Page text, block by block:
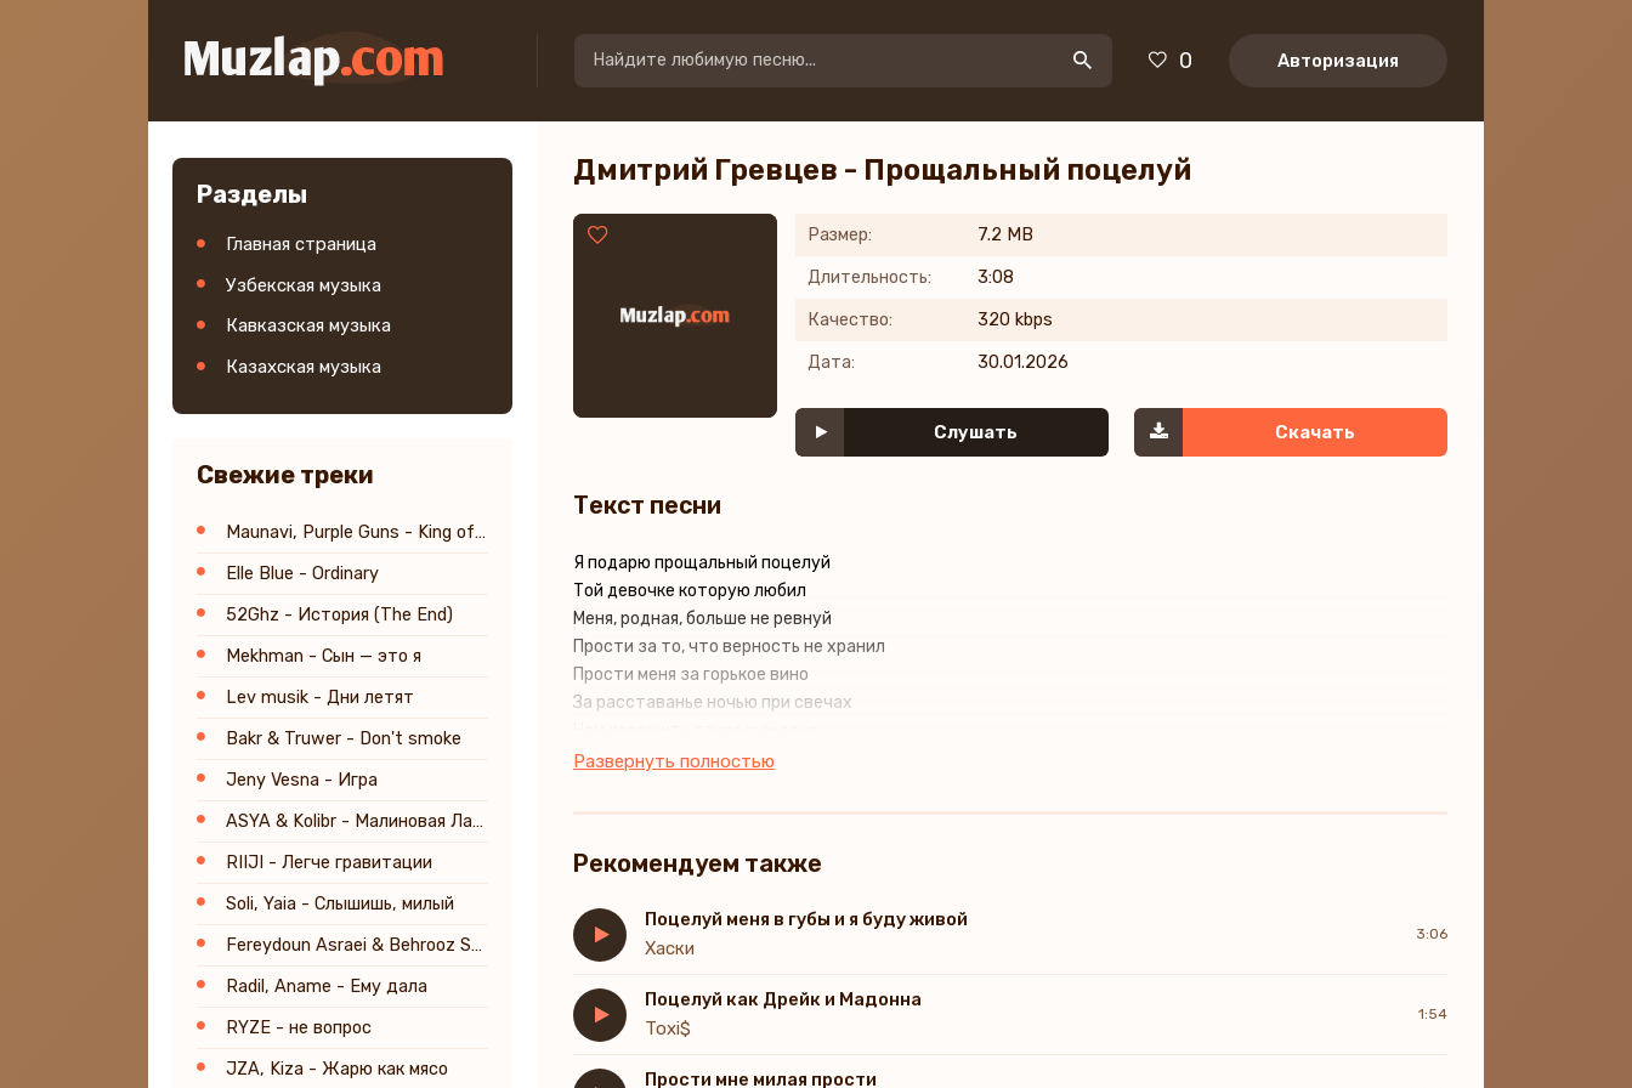
0 Авторизация
Разделы
Главная страница
Узбекская музыка
Кавказская музыка
Казахская музыка
Свежие треки
Maunavi, Purple Guns - King of My Castle
Elle Blue - Ordinary
52Ghz - История (The End)
Mekhman - Сын — это я
Lev musik - Дни летят
Bakr & Truwer - Don't smoke
Jeny Vesna - Игра
ASYA & Kolibr - Малиновая Лада (KalashnikoFF Mix)
RIIJI - Легче гравитации
Soli, Yaia - Слышишь, милый
Fereydoun Asraei & Behrooz Safarian - Gole Hayahoo
Radil, Aname - Ему дала
RYZE - не вопрос
JZA, Kiza - Жарю как мясо
Дмитрий Гревцев - Прощальный поцелуй
Размер: 7.2 MB
Длительность: 3:08
Качество: 320 kbps
Дата: 30.01.2026
Слушать Скачать
Текст песни
Я подарю прощальный поцелуй
Той девочке которую любил
Меня, родная, больше не ревнуй
Прости за то, что верность не хранил
Прости меня за горькое вино
За расставанье ночью при свечах
Прости, что я запутался в грехах
Прощальный поцелуй дарю в последний раз
Тебя обнимаю, не нужно лишних фраз
Прощальный поцелуй дарю в последний раз
И слёзы вытираю на щеке
Тебя обнимаю, не нужно лишних фраз
Моя судьба теперь в другой руке
Развернуть полностью
Рекомендуем также
Поцелуй меня в губы и я буду живой
Хаски
3:06
Поцелуй как Дрейк и Мадонна
Toxi$
1:54
Прости мне милая прости